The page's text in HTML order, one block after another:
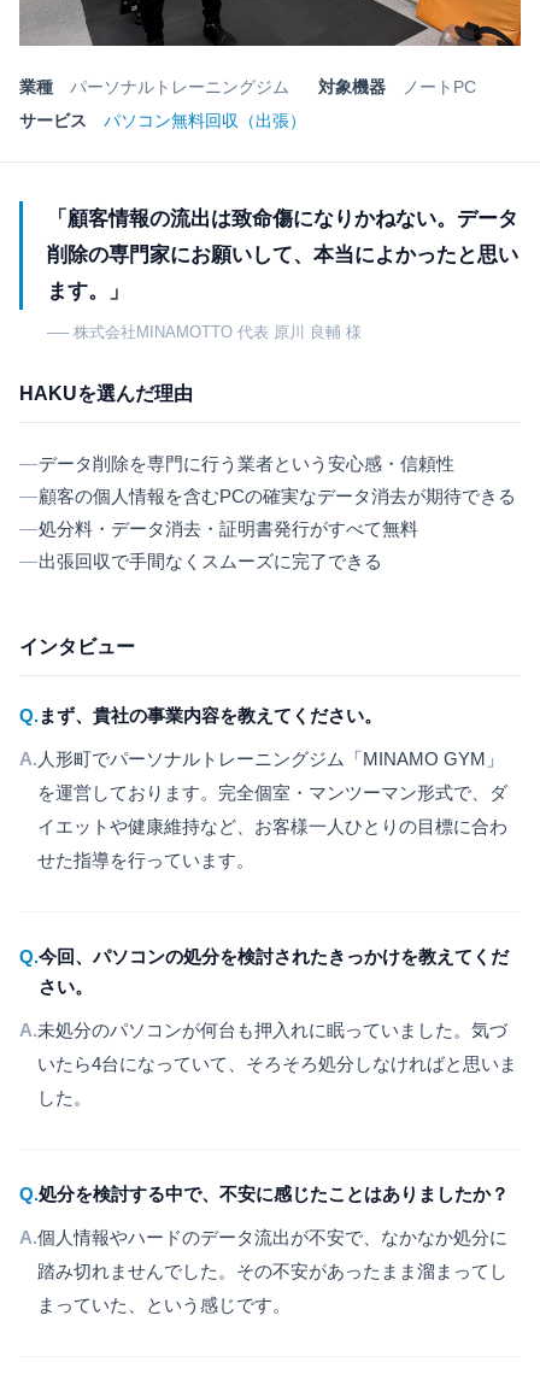
業種 パーソナルトレーニングジム 対象機器 ノートPC
サービス
パソコン無料回収（出張）
「顧客情報の流出は致命傷になりかねない。データ
削除の専門家にお願いして、本当によかったと思い
ます。」
── 株式会社MINAMOTTO 代表 原川 良輔 様
HAKUを選んだ理由
データ削除を専門に行う業者という安心感・信頼性
顧客の個人情報を含むPCの確実なデータ消去が期待できる
処分料・データ消去・証明書発行がすべて無料
出張回収で手間なくスムーズに完了できる
インタビュー
Q.まず、貴社の事業内容を教えてください。
A. 人形町でパーソナルトレーニングジム「MINAMO GYM」
を運営しております。完全個室・マンツーマン形式で、ダ
イエットや健康維持など、お客様一人ひとりの目標に合わ
せた指導を行っています。
Q.今回、パソコンの処分を検討されたきっかけを教えてくだ
さい。
A.未処分のパソコンが何台も押入れに眠っていました。気づ
いたら4台になっていて、そろそろ処分しなければと思いま
した。
Q.処分を検討する中で、不安に感じたことはありましたか？
A.個人情報やハードのデータ流出が不安で、なかなか処分に
踏み切れませんでした。その不安があったまま溜まってし
まっていた、という感じです。